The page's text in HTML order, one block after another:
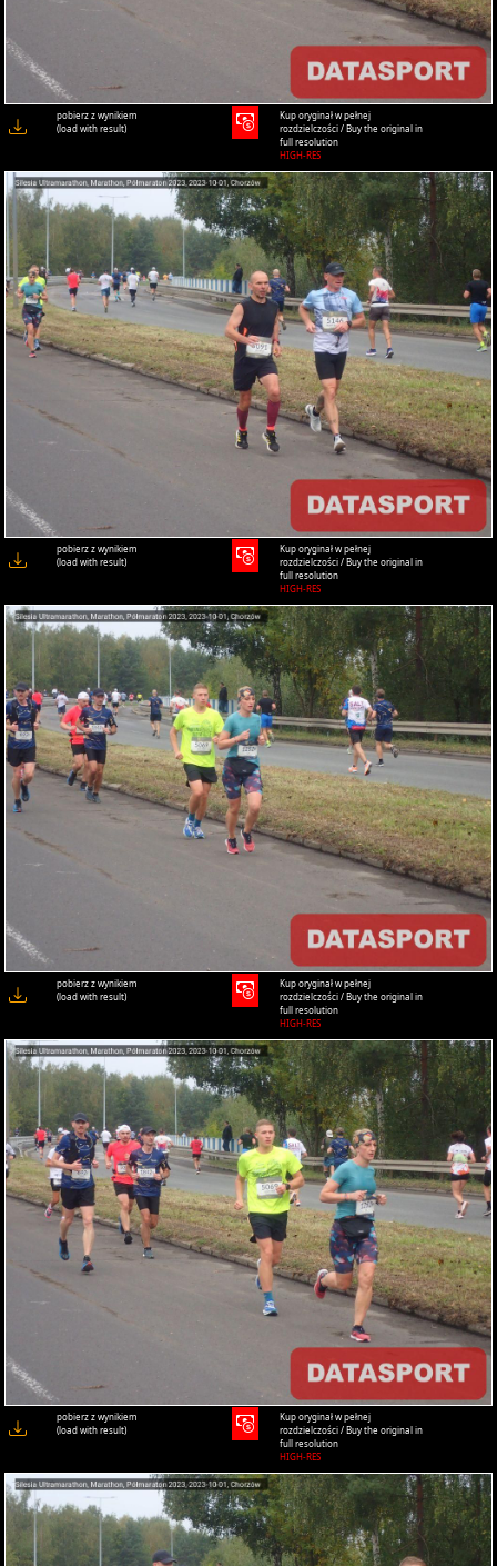
pobierz z wynikiem
(load with result)
Kup oryginał w pełnej
rozdzielczości / Buy the original in
full resolution
HIGH-RES
pobierz z wynikiem
(load with result)
Kup oryginał w pełnej
rozdzielczości / Buy the original in
full resolution
HIGH-RES
pobierz z wynikiem
(load with result)
Kup oryginał w pełnej
rozdzielczości / Buy the original in
full resolution
HIGH-RES
pobierz z wynikiem
(load with result)
Kup oryginał w pełnej
rozdzielczości / Buy the original in
full resolution
HIGH-RES